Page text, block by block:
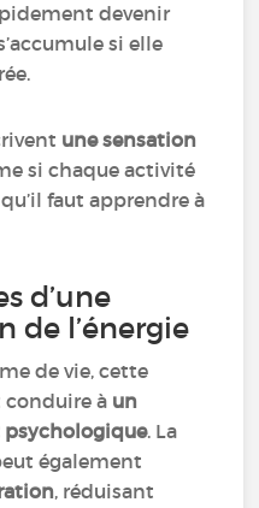
devenir
si elle
une sensation
si chaque activité
faut apprendre à
d’une
de l’énergie
de vie, cette
à un
. La
également
, réduisant